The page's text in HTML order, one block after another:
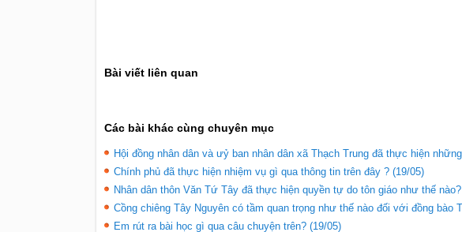
Bài viết liên quan
Các bài khác cùng chuyên mục
Hội đồng nhân dân và ưỷ ban nhân dân xã Thạch Trung đã thực hiện
xã mình? (19/05)
Chính phủ đã thực hiện nhiệm vụ gì qua thông tin trên đây ? (19/05)
Nhân dân thôn Văn Tứ Tây đã thực hiện quyền tự do tôn giáo như thế
Cồng chiêng Tây Nguyên có tầm quan trọng như thế nào đối với đồng bào
Em rút ra bài học gì qua câu chuyện trên? (19/05)